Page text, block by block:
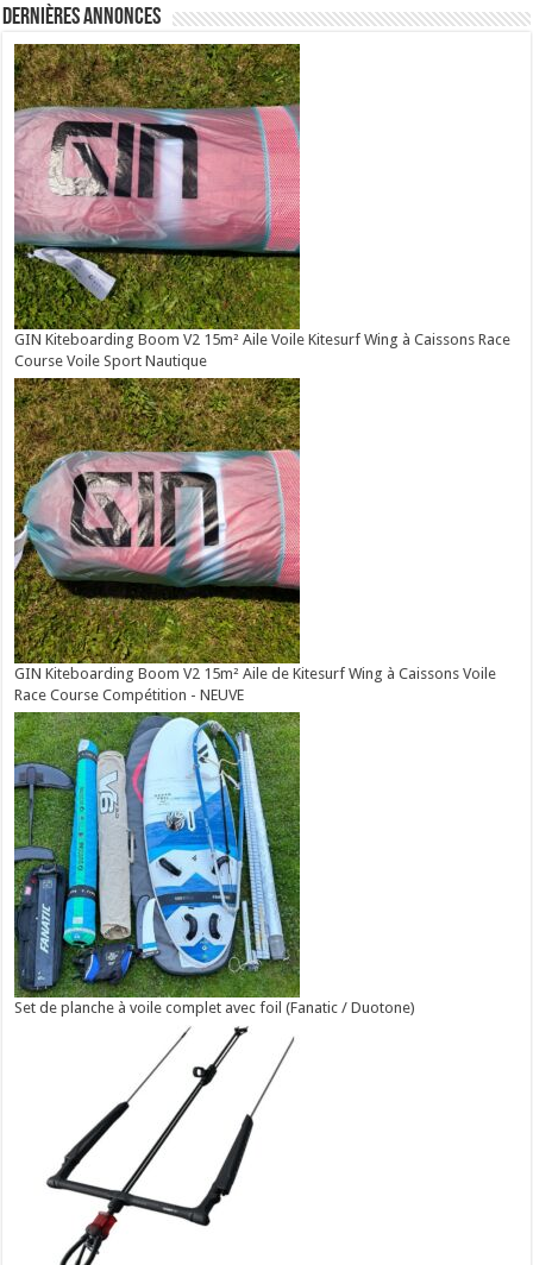
Dernières annonces
GIN Kiteboarding Boom V2 15m² Aile Voile Kitesurf Wing à Caissons Race
Course Voile Sport Nautique
GIN Kiteboarding Boom V2 15m² Aile de Kitesurf Wing à Caissons Voile
Race Course Compétition - NEUVE
Set de planche à voile complet avec foil (Fanatic / Duotone)